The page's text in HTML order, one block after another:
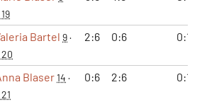
Bartel 9·
2:6 0:6 0:1
Blaser14 ·
0:6 2:6 0:1